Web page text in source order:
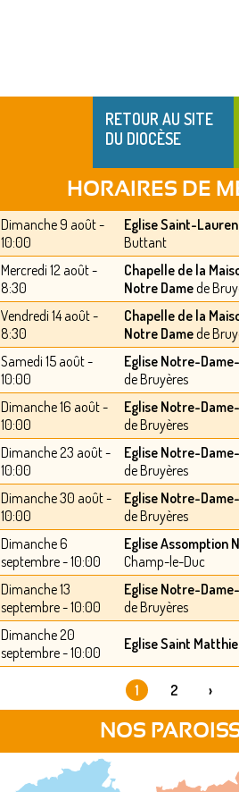
RETOUR AU SITE
DU DIOCÈSE
HORAIRES DE
Dimanche 9 août -
10:00
Eglise Saint-
Buttant
Mercredi 12 août -
8:30
Chapelle de la
Notre Damede
Vendredi 14 août -
8:30
Chapelle de la
Notre Damede
Samedi 15 août -
10:00
Eglise Notre-
de Bruyères
Dimanche 16 août -
10:00
Eglise Notre-
de Bruyères
Dimanche 23 août -
10:00
Eglise Notre-
de Bruyères
Dimanche 30 août -
10:00
Eglise Notre-
de Bruyères
Dimanche 6
septembre - 10:00
Eglise Assomption
Champ-le-Duc
Dimanche 13
septembre - 10:00
Eglise Notre-
de Bruyères
Dimanche 20
septembre - 10:00
Eglise Saint
1 2 ›
NOS